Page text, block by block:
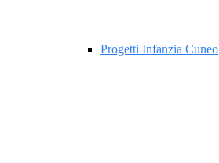
Progetti Infanzia Cuneo